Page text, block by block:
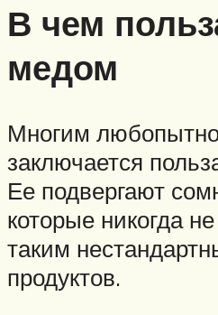
В чем
медом
Многим
заключается
Ее подвергают
которые никогда
таким
продуктов.